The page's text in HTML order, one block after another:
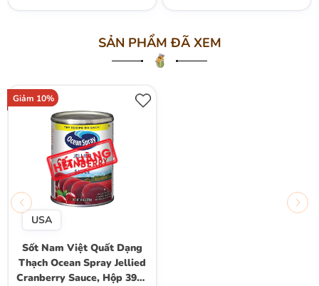
SẢN PHẨM ĐÃ XEM
Giảm 10%
USA
Sốt Nam Việt Quất Dạng
Thạch Ocean Spray Jellied
Cranberry Sauce, Hộp 397g